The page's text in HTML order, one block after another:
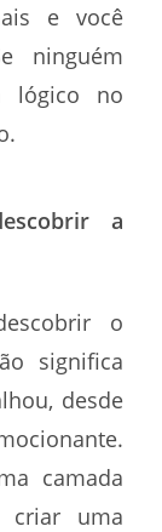
e você
ninguém
lógico no
a
o
significa
desde
camada
criar uma